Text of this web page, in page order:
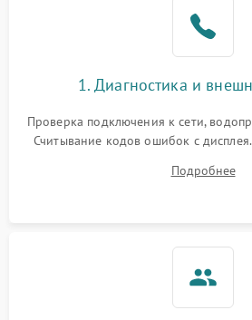
1. Диагностика и
Проверка подключения к сети,
Считывание кодов ошибок с
выявления посторонних шумов,
электронного модуля
Подробнее